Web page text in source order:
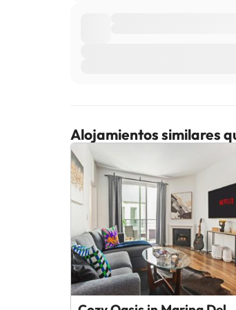
Alojamientos similares